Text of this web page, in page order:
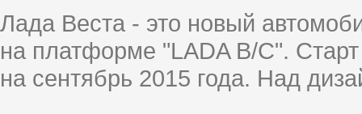
Лада Веста - это новый
на платформе "LADA B/C".
на сентябрь 2015 года. Над